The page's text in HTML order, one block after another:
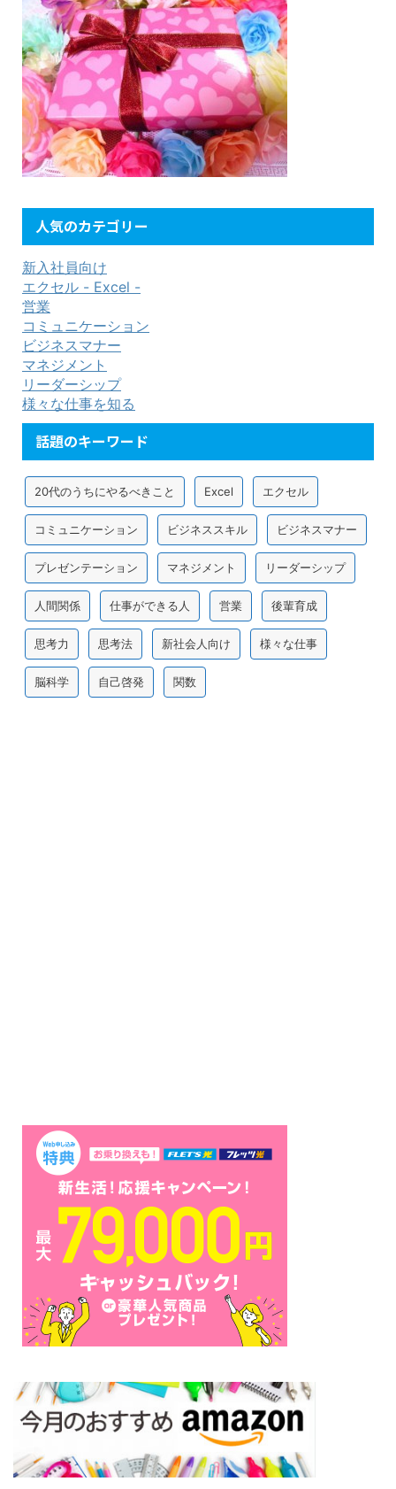
人気のカテゴリー
新入社員向け
エクセル - Excel -
営業
コミュニケーション
ビジネスマナー
マネジメント
リーダーシップ
様々な仕事を知る
話題のキーワード
20代のうちにやるべきこと Excel エクセル
コミュニケーション ビジネススキル ビジネスマナー
プレゼンテーション マネジメント リーダーシップ
人間関係 仕事ができる人 営業 後輩育成
思考力 思考法 新社会人向け 様々な仕事
脳科学 自己啓発 関数